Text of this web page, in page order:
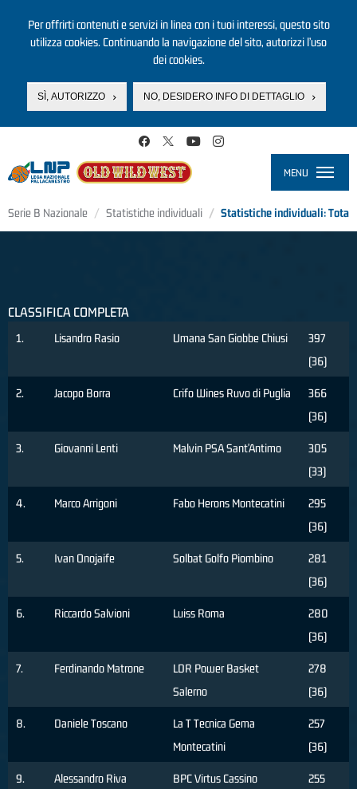
Per offrirti contenuti e servizi in linea con i tuoi interessi, questo sito
utilizza cookies. Continuando la navigazione del sito, autorizzi l’uso
dei cookies.
SÌ, AUTORIZZO NO, DESIDERO INFO DI DETTAGLIO
MENU
Serie B Nazionale Statistiche individuali Statistiche individuali:
CLASSIFICA COMPLETA
1. Lisandro Rasio Umana San Giobbe Chiusi
397
(36)
2. Jacopo Borra Crifo Wines Ruvo di Puglia
366
(36)
3. Giovanni Lenti Malvin PSA Sant'Antimo
305
(33)
4. Marco Arrigoni Fabo Herons Montecatini
295
(36)
5. Ivan Onojaife Solbat Golfo Piombino
281
(36)
6. Riccardo Salvioni Luiss Roma
280
(36)
7. Ferdinando Matrone
LDR Power Basket
Salerno
278
(36)
8. Daniele Toscano
La T Tecnica Gema
Montecatini
257
(36)
9. Alessandro Riva BPC Virtus Cassino
255